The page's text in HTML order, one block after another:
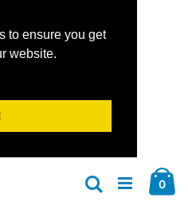
to ensure you get
website.
0
Suche